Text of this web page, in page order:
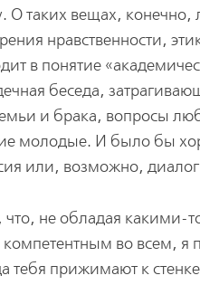
таких вещах, конечно,
нравственности,
в понятие
беседа,
и брака, вопросы
молодые. И было бы
или, возможно,
что, не обладая
во всем, я
тебя прижимают к